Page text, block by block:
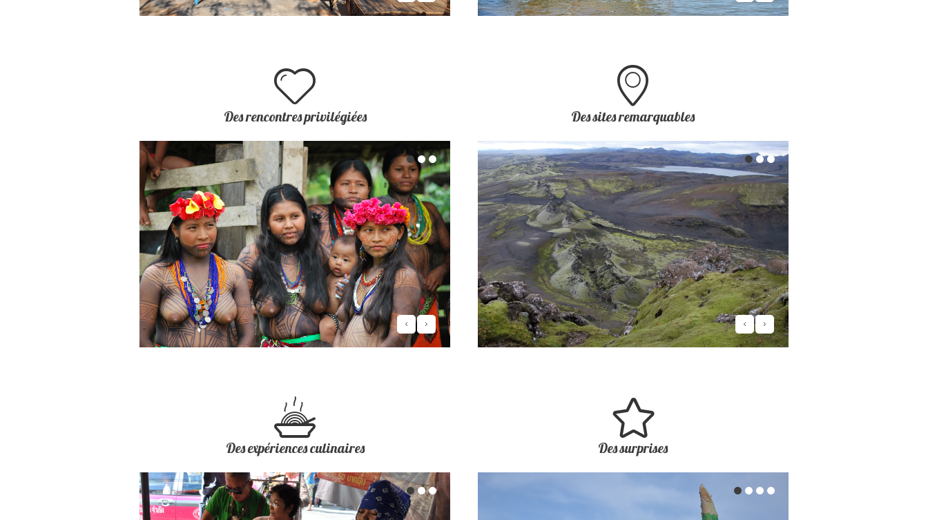
Des rencontres privilégiées Des sites remarquables
Des expériences culinaires Des surprises